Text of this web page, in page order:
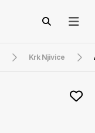
Krk Njivice